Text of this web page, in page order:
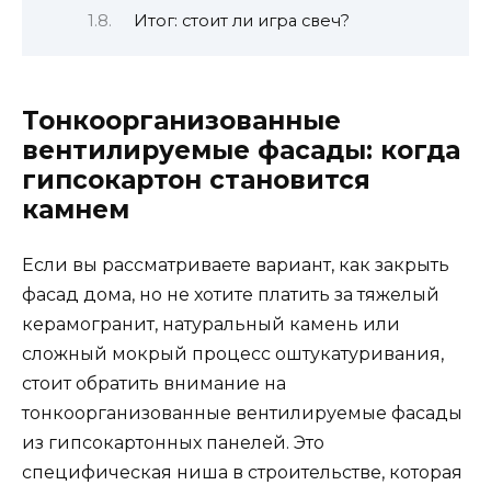
Итог: стоит ли игра свеч?
Тонкоорганизованные
вентилируемые фасады: когда
гипсокартон становится
камнем
Если вы рассматриваете вариант, как закрыть
фасад дома, но не хотите платить за тяжелый
керамогранит, натуральный камень или
сложный мокрый процесс оштукатуривания,
стоит обратить внимание на
тонкоорганизованные вентилируемые фасады
из гипсокартонных панелей. Это
специфическая ниша в строительстве, которая